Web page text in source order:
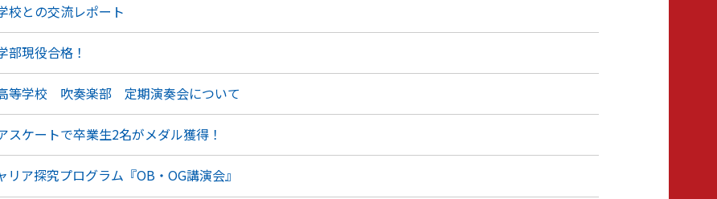
校との交流レポート
部現役合格！
等学校 吹奏楽部 定期演奏会について
スケートで卒業生2名がメダル獲得！
リア探究プログラム『OB・OG講演会』